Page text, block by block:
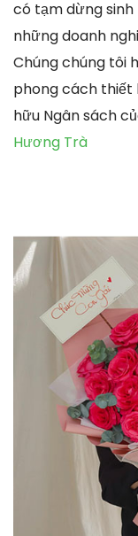
có tạm dừng
những doanh
Chúng chúng tôi
phong cách thiết
hữu Ngân sách
Hương Trà